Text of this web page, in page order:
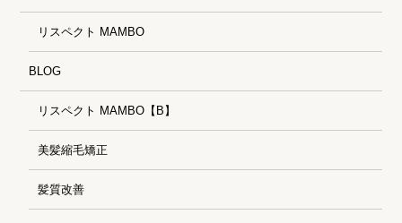
リスペクト MAMBO
BLOG
リスペクト MAMBO【B】
美髪縮毛矯正
髪質改善